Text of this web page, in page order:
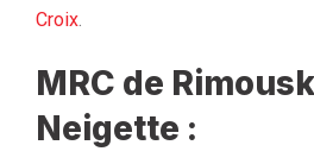
Croix.
MRC de
Neigette :